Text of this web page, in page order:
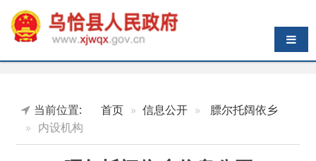
导航切换
内设机构
膘尔托阔依乡信息公开